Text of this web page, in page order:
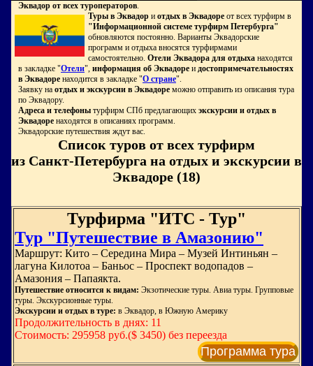
Эквадор от всех туроператоров.
Туры в Эквадор и отдых в Эквадоре от всех турфирм в
"Информационной системе турфирм Петербурга"
обновляются постоянно. Варианты Эквадорские
программ и отдыха вносятся турфирмами
самостоятельно. Отели Эквадора для отдыха находятся
в закладке "Отели", информация об Эквадоре и достопримечательностях
в Эквадоре находится в закладке "О стране".
Заявку на отдых и экскурсии в Эквадоре можно отправить из описания тура
по Эквадору.
Адреса и телефоны турфирм СПб предлагающих экскурсии и отдых в
Эквадоре находятся в описаниях программ.
Эквадорские путешествия ждут вас.
Список туров от всех турфирм
из Санкт-Петербурга на отдых и экскурсии в
Эквадоре (18)
Турфирма "ИТС - Тур"
Тур "Путешествие в Амазонию"
Маршрут: Кито – Середина Мира – Музей Интиньян –
лагуна Килотоа – Баньос – Проспект водопадов –
Амазония – Папаякта.
Путешествие относится к видам: Экзотические туры. Авиа туры. Групповые
туры. Экскурсионные туры.
Экскурсии и отдых в туре: в Эквадор, в Южную Америку
Продолжительность в днях: 11
Стоимость: 295958 руб.($ 3450) без переезда
Программа тура